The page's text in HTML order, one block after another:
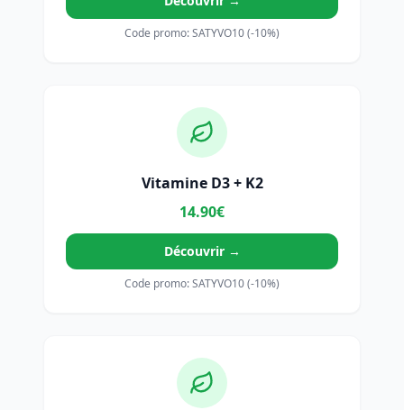
Code promo: SATYVO10 (-10%)
Vitamine D3 + K2
14.90€
Découvrir →
Code promo: SATYVO10 (-10%)